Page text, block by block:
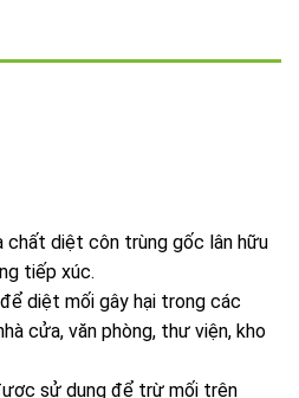
chất diệt côn trùng gốc lân hữu
tiếp xúc.
diệt mối gây hại trong các
cửa, văn phòng, thư viện, kho
sử dụng để trừ mối trên